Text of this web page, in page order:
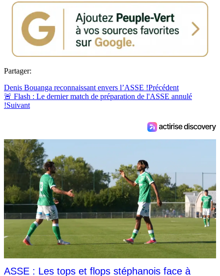
Partager:
Denis Bouanga reconnaissant envers l’ASSE !Précédent
🚨 Flash : Le dernier match de préparation de l'ASSE annulé
!Suivant
ASSE : Les tops et flops stéphanois face à